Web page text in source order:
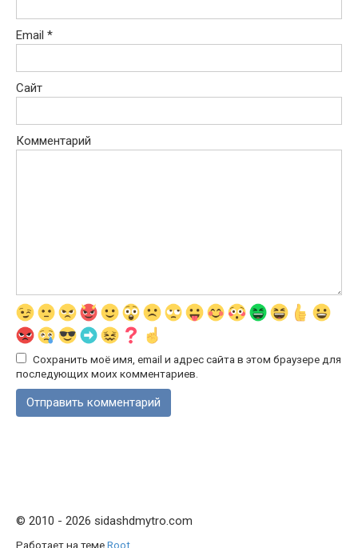
Email *
Сайт
Комментарий
Сохранить моё имя, email и адрес сайта в этом браузере для
последующих моих комментариев.
© 2010 - 2026 sidashdmytro.com
Работает на темеRoot